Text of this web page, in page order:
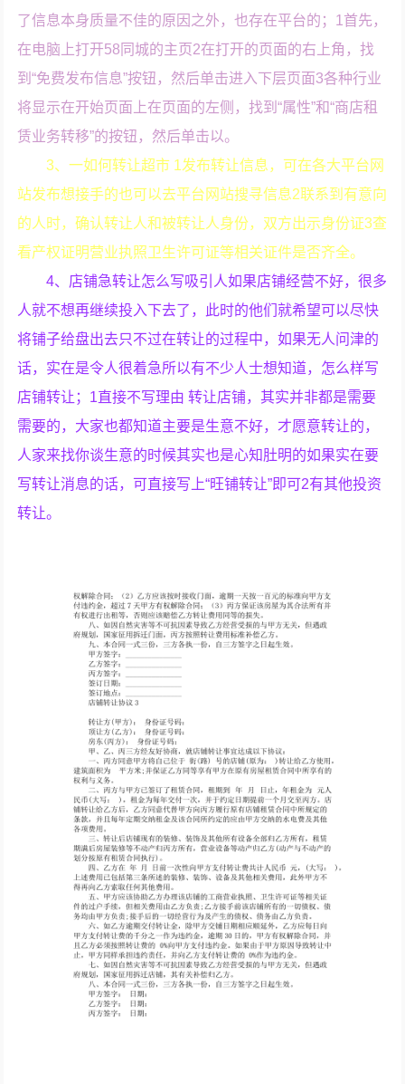
了信息本身质量不佳的原因之外，也存在平台的；1首先，
在电脑上打开58同城的主页2在打开的页面的右上角，找
到“免费发布信息”按钮，然后单击进入下层页面3各种行业
将显示在开始页面上在页面的左侧，找到“属性”和“商店租
赁业务转移”的按钮，然后单击以。
3、一如何转让超市 1发布转让信息，可在各大平台网
站发布想接手的也可以去平台网站搜寻信息2联系到有意向
的人时，确认转让人和被转让人身份，双方出示身份证3查
看产权证明营业执照卫生许可证等相关证件是否齐全。
4、店铺急转让怎么写吸引人如果店铺经营不好，很多
人就不想再继续投入下去了，此时的他们就希望可以尽快
将铺子给盘出去只不过在转让的过程中，如果无人问津的
话，实在是令人很着急所以有不少人士想知道，怎么样写
店铺转让；1直接不写理由 转让店铺，其实并非都是需要
需要的，大家也都知道主要是生意不好，才愿意转让的，
人家来找你谈生意的时候其实也是心知肚明的如果实在要
写转让消息的话，可直接写上“旺铺转让”即可2有其他投资
转让。